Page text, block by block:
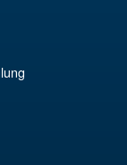
DC Direct